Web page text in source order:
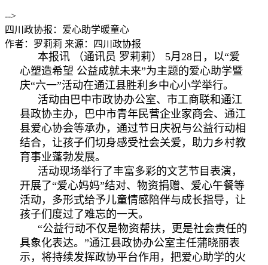
-->
四川政协报：爱心助学暖童心
作者：罗莉莉 来源：四川政协报
本报讯 （通讯员 罗莉莉） 5月28日，以“爱
心塑造希望 公益成就未来”为主题的爱心助学暨
庆“六一”活动在通江县胜利乡中心小学举行。
活动由巴中市政协办公室、市工商联和通江
县政协主办，巴中市青年民营企业家商会、通江
县爱心协会等承办，通过节日庆祝与公益行动相
结合，让孩子们切身感受社会关爱，助力乡村教
育事业蓬勃发展。
活动现场举行了丰富多彩的文艺节目表演，
开展了“爱心妈妈”结对、物资捐赠、爱心午餐等
活动，多形式给予儿童情感陪伴与成长指导，让
孩子们度过了难忘的一天。
“公益行动不仅是物资帮扶，更是社会责任的
具象化表达。”通江县政协办公室主任蒲晓丽表
示，将持续发挥政协平台作用，把爱心助学的火